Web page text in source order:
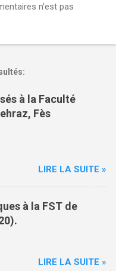
n'est pas
à la Faculté
Fès
LIRE LA SUITE »
à la FST de
LIRE LA SUITE »